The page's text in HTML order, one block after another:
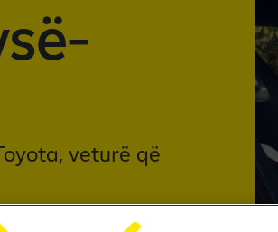
veturë që
pa interes!